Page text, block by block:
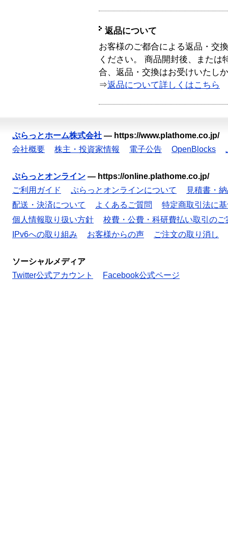
返品について
お客様のご都合による返品・交
ください。 商品開封後、または
合、返品・交換はお受けいたし
⇒返品について詳しくはこちら
ぷらっとホーム株式会社 — https://www.plathome.co.jp/
会社概要
株主・投資家情報 電子公告 OpenBlocks
ぷらっとオンライン — https://online.plathome.co.jp/
ご利用ガイド
ぷらっとオンラインについて
見積書・
配送・決済について
よくあるご質問
特定商取引法に
個人情報取り扱い方針
校費・公費・科研費払い取引のご
IPv6への取り組み
お客様からの声 ご注文の取り消し
ソーシャルメディア
Twitter公式アカウント
Facebook公式ページ